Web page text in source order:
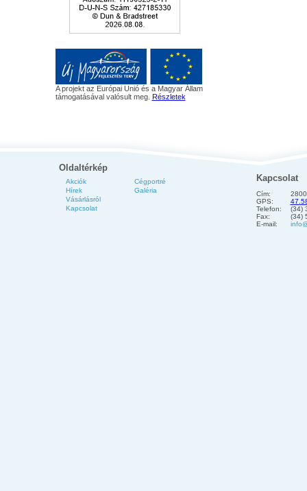
A projekt az Európai Unió és a Magyar Állam
támogatásával valósult meg. Részletek
Oldaltérkép
Akciók
Hírek
Vásárlásról
Kapcsolat
Cégportré
Galéria
Kapcsolat
Cím:
GPS:
Telefon:
(34)
Fax:
(34)
E-mail: